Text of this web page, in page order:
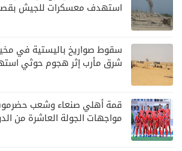
استهدف معسكرات للجيش
سقوط صواريخ باليستية في
شرق مأرب إثر هجوم حوثي
قمة أهلي صنعاء وشعب
مواجهات الجولة العاشرة من